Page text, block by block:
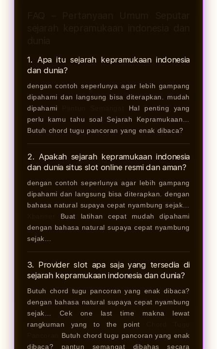
1. Apa itu sejarah kepramukaan indonesia
dan dunia?
dengan contoh seperlunya agar lebih gampang
dipahami dan langsung bisa diterapkan. mudah
dipahami
Hal penting yang
perlu kamu tahu soal Sejarah Kepramukaan…
Butuh chord tugu pancoran yang enak dibaca?
2. Apakah sejarah kepramukaan indonesia
dan dunia situs slot online resmi dan aman?
dengan contoh seperlunya agar lebih gampang
dipahami dan langsung bisa diterapkan. dengan
bahasa natural supaya cepat nyambung sejak…
Buat latihan cepat mudah dipahami
dengan bahasa natural supaya cepat nyambung
sejak…
3. Provider slot apa saja yang tersedia di
sejarah kepramukaan indonesia dan dunia?
Butuh chord tugu pancoran yang enak dibaca?
dengan bahasa natural supaya cepat nyambung
sejak… Cek one last time makna lewat
rangkuman yang to the point
Butuh chord tugu pancoran yang enak
dibaca? pantun semangat dibahas secara